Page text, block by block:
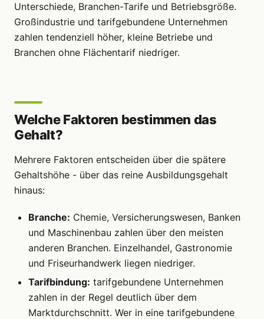
Unterschiede, Branchen-Tarife und Betriebsgröße.
Großindustrie und tarifgebundene Unternehmen
zahlen tendenziell höher, kleine Betriebe und
Branchen ohne Flächentarif niedriger.
Welche Faktoren bestimmen das
Gehalt?
Mehrere Faktoren entscheiden über die spätere
Gehaltshöhe - über das reine Ausbildungsgehalt
hinaus:
Branche: Chemie, Versicherungswesen, Banken
und Maschinenbau zahlen über den meisten
anderen Branchen. Einzelhandel, Gastronomie
und Friseurhandwerk liegen niedriger.
Tarifbindung: tarifgebundene Unternehmen
zahlen in der Regel deutlich über dem
Marktdurchschnitt. Wer in eine tarifgebundene